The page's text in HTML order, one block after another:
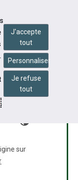
public
sur
.
J'accepte
tout
Personnaliser
Je refuse
tout